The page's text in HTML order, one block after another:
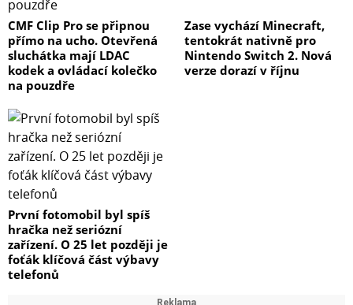
CMF Clip Pro se připnou
přímo na ucho. Otevřená
sluchátka mají LDAC
kodek a ovládací kolečko
na pouzdře
Zase vychází Minecraft,
tentokrát nativně pro
Nintendo Switch 2. Nová
verze dorazí v říjnu
První fotomobil byl spíš
hračka než seriózní
zařízení. O 25 let později je
foťák klíčová část výbavy
telefonů